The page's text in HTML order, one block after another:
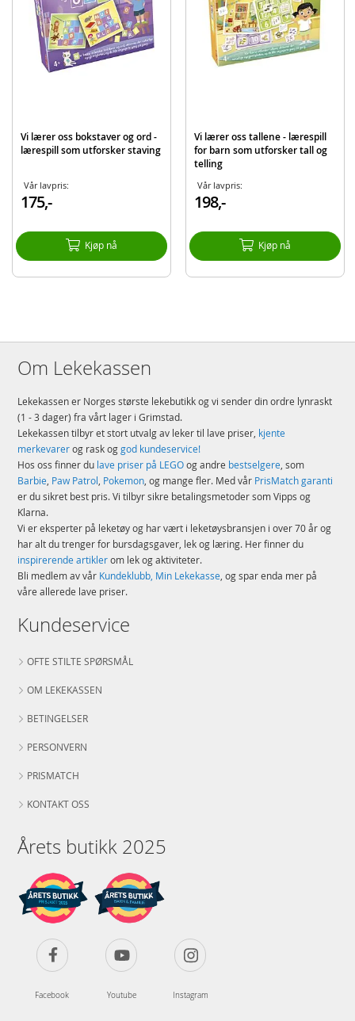
Vi lærer oss bokstaver og ord -
lærespill som utforsker staving
Vår lavpris:
175,-
Kjøp nå
Vi lærer oss tallene - lærespill
for barn som utforsker tall og
telling
Vår lavpris:
198,-
Kjøp nå
Om Lekekassen
Lekekassen er Norges største lekebutikk og vi sender din ordre lynraskt
(1 - 3 dager) fra vårt lager i Grimstad.
Lekekassen tilbyr et stort utvalg av leker til lave priser, kjente
merkevarerog rask oggod kundeservice!
Hos oss finner du lave priser på LEGOog andre bestselgere, som
Barbie, Paw Patrol, Pokemon, og mange fler. Med vår PrisMatch garanti
er du sikret best pris. Vi tilbyr sikre betalingsmetoder som Vipps og
Klarna.
Vi er eksperter på leketøy og har vært i leketøysbransjen i over 70 år og
har alt du trenger for bursdagsgaver, lek og læring. Her finner du
inspirerende artiklerom lek og aktiviteter.
Bli medlem av vår Kundeklubb, Min Lekekasse, og spar enda mer på
våre allerede lave priser.
Kundeservice
OFTE STILTE SPØRSMÅL
OM LEKEKASSEN
BETINGELSER
PERSONVERN
PRISMATCH
KONTAKT OSS
Årets butikk 2025
Facebook Youtube Instagram